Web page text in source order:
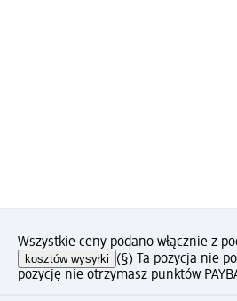
Wszystkie ceny podano włącznie z
kosztów wysyłki (§) Ta pozycja nie
pozycję nie otrzymasz punktów